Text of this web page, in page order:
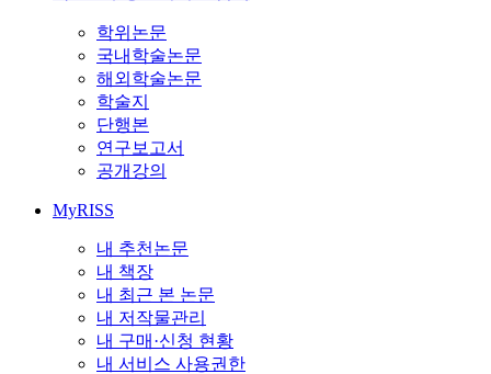
학위논문
국내학술논문
해외학술논문
학술지
단행본
연구보고서
공개강의
MyRISS
내 추천논문
내 책장
내 최근 본 논문
내 저작물관리
내 구매·신청 현황
내 서비스 사용권한